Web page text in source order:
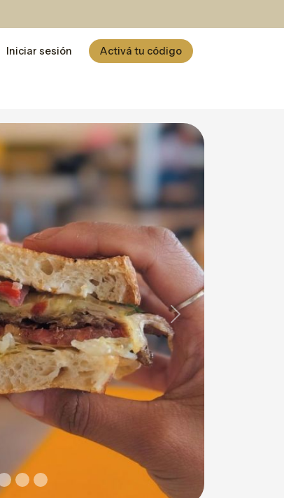
Iniciar sesión Activá tu código
Next